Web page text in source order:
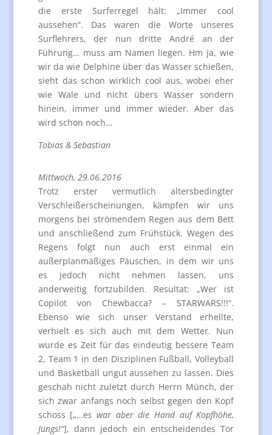
die erste Surferregel hält: „Immer cool
aussehen“. Das waren die Worte unseres
Surflehrers, der nun dritte André an der
Führung… muss am Namen liegen. Hm ja, wie
wir da wie Delphine über das Wasser schießen,
sieht das schon wirklich cool aus, wobei eher
wie Wale und nicht übers Wasser sondern
hinein, immer und immer wieder. Aber das
wird schon noch…
Tobias & Sebastian
Mittwoch, 29.06.2016
Trotz erster vermutlich altersbedingter
Verschleißerscheinungen, kämpfen wir uns
morgens bei strömendem Regen aus dem Bett
und anschließend zum Frühstück. Wegen des
Regens folgt nun auch erst einmal ein
außerplanmäßiges Päuschen, in dem wir uns
es jedoch nicht nehmen lassen, uns
anderweitig fortzubilden. Resultat: „Wer ist
Copilot von Chewbacca? – STARWARS!!!“.
Ebenso wie sich unser Verstand erhellte,
verhielt es sich auch mit dem Wetter. Nun
wurde es Zeit für das eindeutig bessere Team
2, Team 1 in den Disziplinen Fußball, Volleyball
und Basketball ungut aussehen zu lassen. Dies
geschah nicht zuletzt durch Herrn Münch, der
sich zwar anfangs noch selbst gegen den Kopf
schoss [„…es war aber die Hand auf Kopfhöhe,
Jungs!“], dann jedoch ein entscheidendes Tor